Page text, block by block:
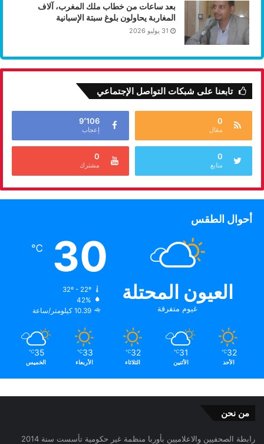
بعد ساعات من خطاب ملك المغرب، آلاف
المغاربة يحاولون بلوغ سبتة الإسبانية
31 يوليو 2026
تابعنا على شبكات التواصل الإجتماعي
0
مقال
9٬106
إعجاب
0
متابع
0
مشترك
أحوال الطقس
العيون المحتلة
غيوم متفرقة
30
℃
32º - 22º
42%
10.39 كيلومتر/ساعة
32
℃
الأحد
31
℃
الأثنين
32
℃
الثلاثاء
33
℃
الأربعاء
35
℃
الخميس
من نحن
رابطة الصحفيين والاعلاميين بأوربا منظمة غير حكومية تأسست سنة 2014